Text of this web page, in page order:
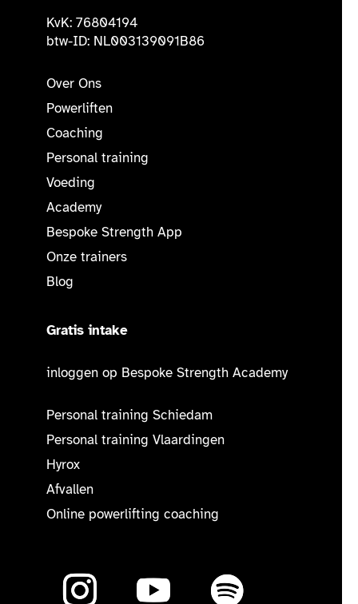
KvK: 76804194
btw-ID: NL003139091B86
Over Ons
Powerliften
Coaching
Personal training
Voeding
Academy
Bespoke Strength App
Onze trainers
Blog
Gratis intake
inloggen op Bespoke Strength Academy
Personal training Schiedam
Personal training Vlaardingen
Hyrox
Afvallen
Online powerlifting coaching